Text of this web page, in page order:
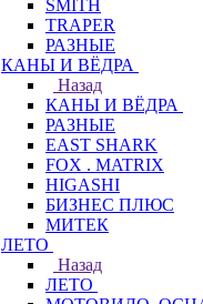
SMITH
TRAPER
РАЗНЫЕ
КАНЫ И ВЁДРА
Назад
КАНЫ И ВЁДРА
РАЗНЫЕ
EAST SHARK
FOX . MATRIX
HIGASHI
БИЗНЕС ПЛЮС
МИТЕК
ЛЕТО
Назад
ЛЕТО